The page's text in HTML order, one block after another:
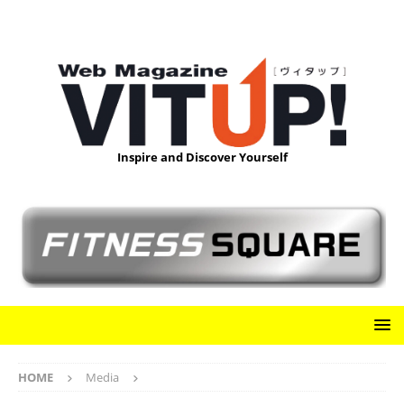
Inspire and Discover Yourself
HOME Media